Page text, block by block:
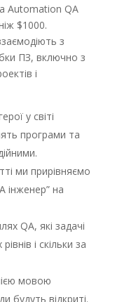
Automation QA
$1000.
з
ПЗ, включно з
і
у світі
програми та
ми прирівняємо
інженер” на
QA, які задачі
і скільки за
мовою
будуть відкриті.